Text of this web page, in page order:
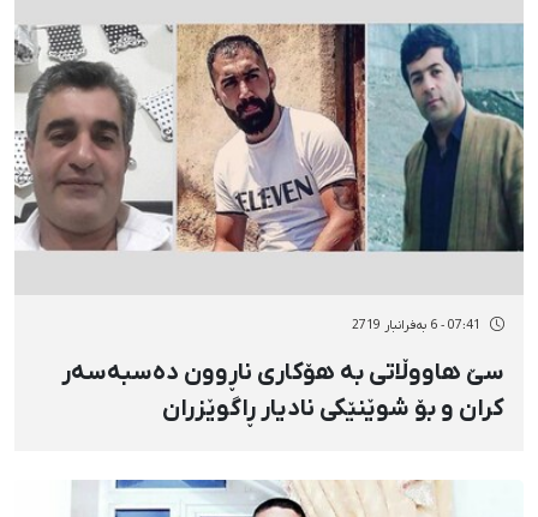
07:41 - 6 بەفرانبار 2719
سێ هاووڵاتی بە هۆکاری ناڕوون دەسبەسەر
کران و بۆ شوێنێکی نادیار ڕاگوێزران